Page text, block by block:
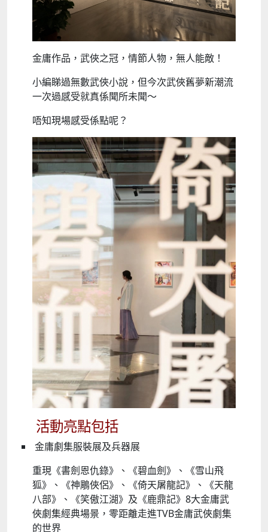
金庸作品，武俠之冠，情節人物，無人能敵！
小編睇過無數武俠小說，但今次武俠舊夢新潮流
一次過感受就真係聞所未聞～
唔知現場感受係點呢？
活動亮點包括
金庸劇集服裝展及兵器展
重現《書劍恩仇錄》、《碧血劍》、《雪山飛
狐》、《神鵰俠侶》、《倚天屠龍記》、《天龍
八部》、《笑傲江湖》及《鹿鼎記》8大金庸武
俠劇集經典場景，零距離走進TVB金庸武俠劇集
的世界